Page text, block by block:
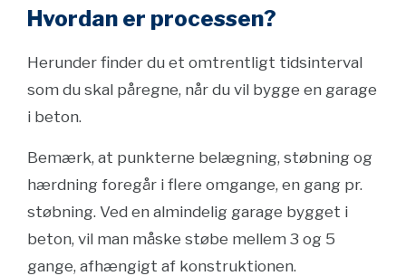
Hvordan er processen?
Herunder finder du et omtrentligt tidsinterval
som du skal påregne, når du vil bygge en garage
i beton.
Bemærk, at punkterne belægning, støbning og
hærdning foregår i flere omgange, en gang pr.
støbning. Ved en almindelig garage bygget i
beton, vil man måske støbe mellem 3 og 5
gange, afhængigt af konstruktionen.